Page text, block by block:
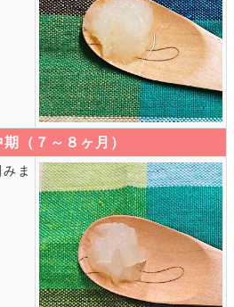
（７～８ヶ月）
ま